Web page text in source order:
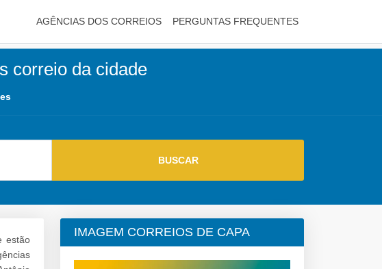
AGÊNCIAS DOS CORREIOS PERGUNTAS FREQUENTES
correio da cidade
estão
IMAGEM CORREIOS DE CAPA